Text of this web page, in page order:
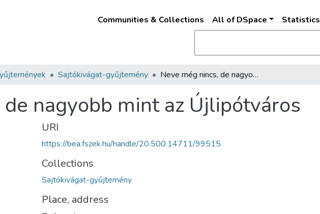
Communities & Collections All of DSpace Statistics
Sajtókivágat-gyűjtemény Neve még nincs, de nagyobb mint az Újlipótváros
nagyobb mint az Újlipótváros
URI
https://bea.fszek.hu/handle/20.500.14711/99515
Collections
Sajtókivágat-gyűjtemény
Place, address